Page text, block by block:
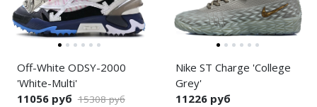
Off-White ODSY-2000
'White-Multi'
11056 руб 15308 руб
Nike ST Charge 'College
Grey'
11226 руб